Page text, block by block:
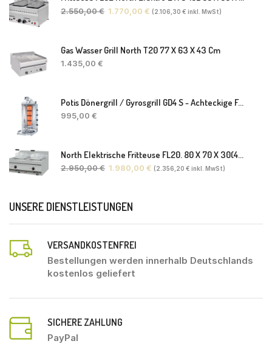
2.550,00€ 1.770,00 € (2.106,30 € inkl. MwSt)
Gas Wasser Grill North T20 77 X 63 X 43 Cm
1.435,00 €
Potis Dönergrill / Gyrosgrill GD4 S - Achteckige Fettwanne-Ohne Schaufel
995,00 €
North Elektrische Fritteuse FL20. 80 X 70 X 30(46) Cm
2.950,00€ 1.980,00 € (2.356,20 € inkl. MwSt)
UNSERE DIENSTLEISTUNGEN
VERSANDKOSTENFREI
Bestellungen werden innerhalb Deutschlands
kostenlos geliefert
SICHERE ZAHLUNG
PayPal